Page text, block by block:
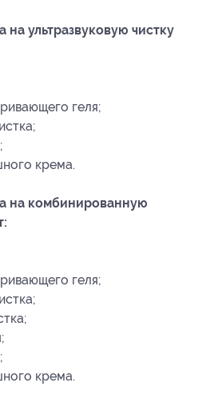
на ультразвуковую чистку
геля;
крема.
на комбинированную
геля;
крема.